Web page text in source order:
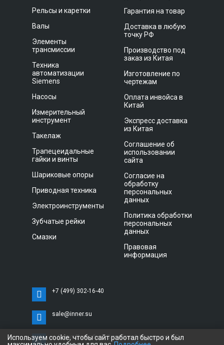
Рельсы и каретки
Валы
Элементы
трансмиссии
Техника
автоматизации
Siemens
Насосы
Измерительный
инструмент
Такелаж
Трапецеидальные
гайки и винты
Шариковые опоры
Приводная техника
Электроинструменты
Зубчатые рейки
Смазки
Гарантия на товар
Доставка в любую
точку РФ
Производство под
заказ из Китая
Изготовление по
чертежам
Оплата инвойса в
Китай
Экспресс доставка
из Китая
Соглашение об
использовании
сайта
Согласие на
обработку
персональных
данных
Политика обработки
персональных
данных
Правовая
информация
+7 (499) 302-16-40
sale@inner.su
г. Санкт-Петербург, Витебский проспект 11 С,
Используем cookie, чтобы сайт работал быстро и был